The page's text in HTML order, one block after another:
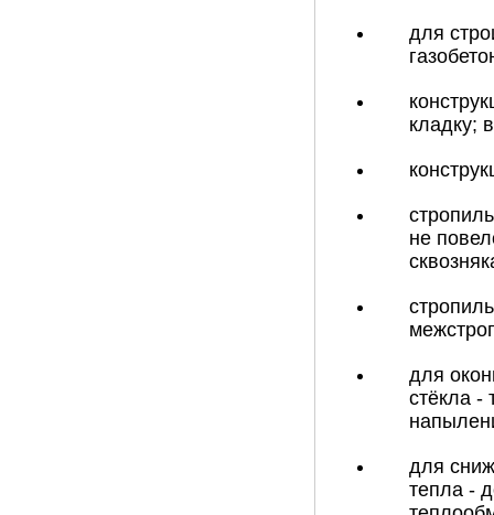
для
кладку;
не
для
стёкла -
для
тепла -